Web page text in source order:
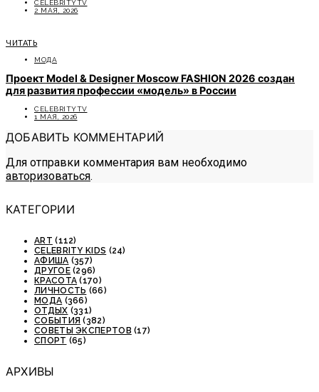
CELEBRITYTV
2 МАЯ, 2026
ЧИТАТЬ
МОДА
Проект Model & Designer Moscow FASHION 2026 создан
для развития профессии «модель» в России
CELEBRITYTV
1 МАЯ, 2026
ДОБАВИТЬ КОММЕНТАРИЙ
Для отправки комментария вам необходимо
авторизоваться.
КАТЕГОРИИ
ART (112)
CELEBRITY KIDS (24)
АФИША (357)
ДРУГОЕ(296)
КРАСОТА (170)
ЛИЧНОСТЬ (66)
МОДА (366)
ОТДЫХ (331)
СОБЫТИЯ (382)
СОВЕТЫ ЭКСПЕРТОВ (17)
СПОРТ (65)
АРХИВЫ